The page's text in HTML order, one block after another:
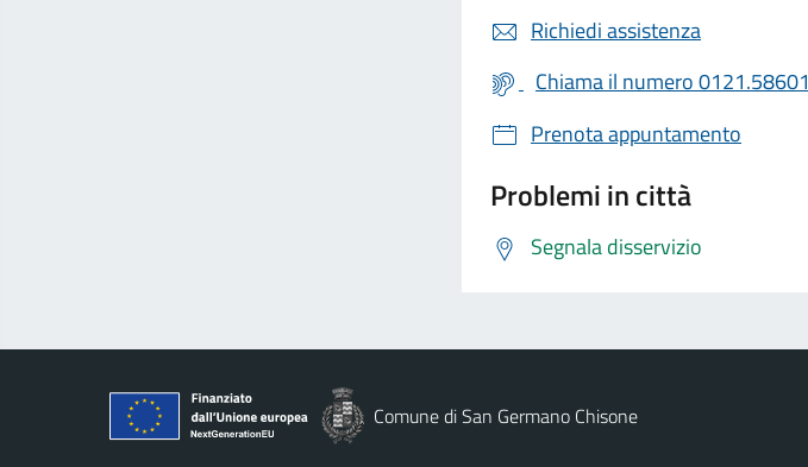
Richiedi assistenza
Chiama il numero 0121.58601
Prenota appuntamento
Problemi in città
Segnala disservizio
Comune di San Germano Chisone